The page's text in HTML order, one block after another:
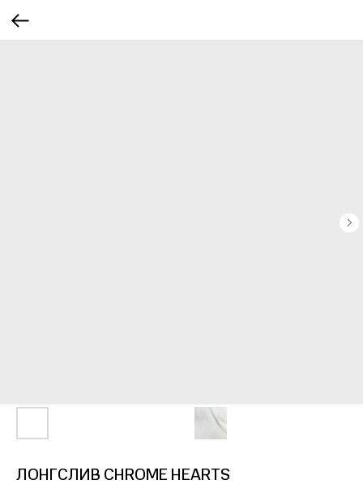
ЛОНГСЛИВ CHROME HEARTS